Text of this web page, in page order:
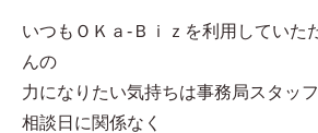
いつもＯＫａ-Ｂｉｚを利用していた
んの
力になりたい気持ちは事務局スタッ
相談日に関係なく